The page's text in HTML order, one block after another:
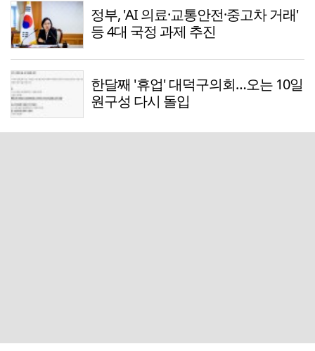
정부, 'AI 의료·교통안전·중고차 거래'
등 4대 국정 과제 추진
한달째 '휴업' 대덕구의회…오는 10일
원구성 다시 돌입